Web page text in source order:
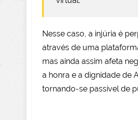
Nesse caso, a injúria é
através de uma
mas ainda assim afeta
a honra e a dignidade de
tornando-se passível de